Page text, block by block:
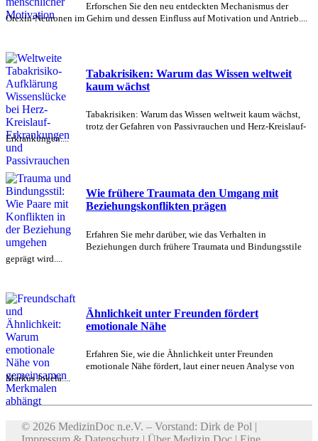
Erforschen Sie den neu entdeckten Mechanismus der
Orexin-Neuronen im Gehirn und dessen Einfluss auf Motivation und Antrieb....
Tabakrisiken: Warum das Wissen weltweit
kaum wächst
Tabakrisiken: Warum das Wissen weltweit kaum wächst,
trotz der Gefahren von Passivrauchen und Herz-Kreislauf-
Erkrankungen....
Wie frühere Traumata den Umgang mit
Beziehungskonflikten prägen
Erfahren Sie mehr darüber, wie das Verhalten in
Beziehungen durch frühere Traumata und Bindungsstile
geprägt wird....
Ähnlichkeit unter Freunden fördert
emotionale Nähe
Erfahren Sie, wie die Ähnlichkeit unter Freunden
emotionale Nähe fördert, laut einer neuen Analyse von
Markus Jokela....
© 2026 MedizinDoc n.e.V. – Vorstand: Dirk de Pol |